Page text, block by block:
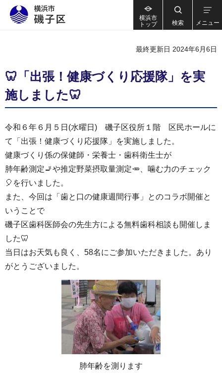
横浜市
トップ
検索 メニュー
最終更新日 2024年6月6日
🦷「出張！健康づくり応援隊」を実
施しました🦷
令和６年６月５日(水曜日) 磯子区役所１階 区民ホールに
て「出張！健康づくり応援隊」を実施しました。
健康づくり係の保健師・栄養士・歯科衛生士が
肺年齢測定🚬や推定野菜摂取量測定🥕、噛む力のチェック
🎈を行いました。
また、今回は「歯と口の健康週間行事」とのコラボ開催と
いうことで
磯子区歯科医師会の先生方による無料歯科相談も開催しま
した🦷
当日はお天気も良く、58名にご参加いただきました。あり
がとうございました。
肺年齢を測ります